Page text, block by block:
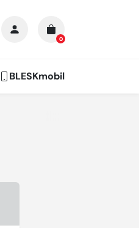
0
BLESKmobil